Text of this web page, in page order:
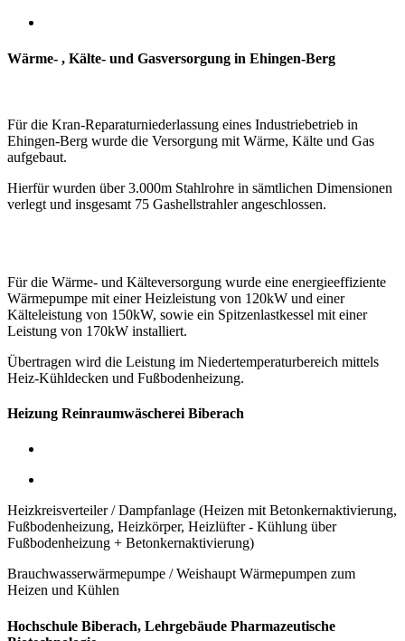
Wärme- , Kälte- und Gasversorgung in Ehingen-Berg
Für die Kran-Reparaturniederlassung eines Industriebetrieb in
Ehingen-Berg wurde die Versorgung mit Wärme, Kälte und Gas
aufgebaut.
Hierfür wurden über 3.000m Stahlrohre in sämtlichen Dimensionen
verlegt und insgesamt 75 Gashellstrahler angeschlossen.
Für die Wärme- und Kälteversorgung wurde eine energieeffiziente
Wärmepumpe mit einer Heizleistung von 120kW und einer
Kälteleistung von 150kW, sowie ein Spitzenlastkessel mit einer
Leistung von 170kW installiert.
Übertragen wird die Leistung im Niedertemperaturbereich mittels
Heiz-Kühldecken und Fußbodenheizung.
Heizung Reinraumwäscherei Biberach
Heizkreisverteiler / Dampfanlage (Heizen mit Betonkernaktivierung,
Fußbodenheizung, Heizkörper, Heizlüfter - Kühlung über
Fußbodenheizung + Betonkernaktivierung)
Brauchwasserwärmepumpe / Weishaupt Wärmepumpen zum
Heizen und Kühlen
Hochschule Biberach, Lehrgebäude Pharmazeutische